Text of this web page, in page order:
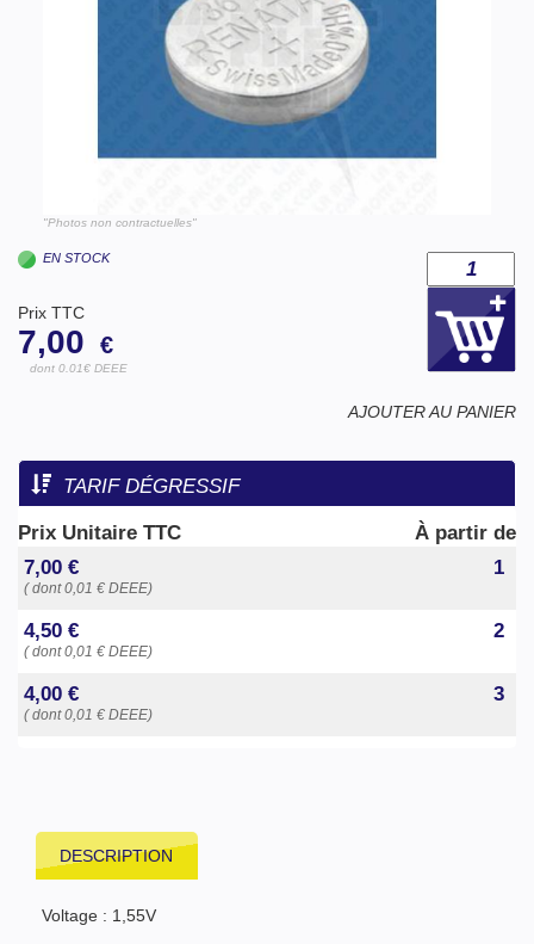
"Photos non contractuelles"
EN STOCK
Prix TTC
7,00 €
dont 0.01€ DEEE
AJOUTER AU PANIER
TARIF DÉGRESSIF
Prix Unitaire TTC
À partir de
7,00 €
( dont 0,01 € DEEE)
1
4,50 €
( dont 0,01 € DEEE)
2
4,00 €
( dont 0,01 € DEEE)
3
DESCRIPTION
Voltage : 1,55V